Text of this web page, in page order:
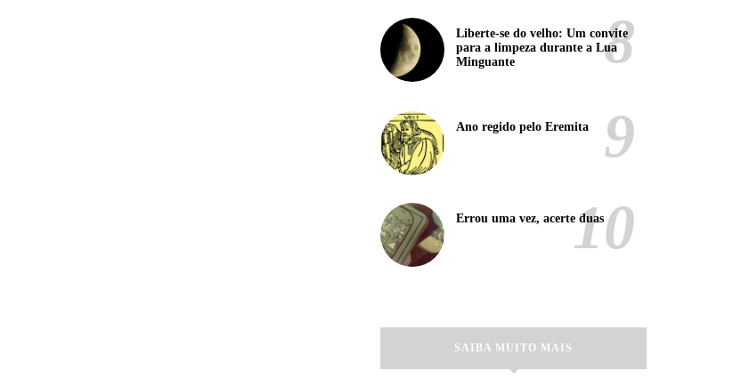
Liberte-se do velho: Um convite
para a limpeza durante a Lua
Minguante
Ano regido pelo Eremita
Errou uma vez, acerte duas
SAIBA MUITO MAIS